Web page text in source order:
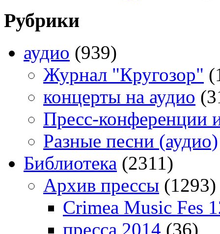
Рубрики
аудио (939)
Журнал "Кругозор"
концерты на аудио
Пресс-конференции
Разные песни (аудио)
Библиотека (2311)
Архив прессы (1293)
Crimea Music Fes
пресса 2014 (36)